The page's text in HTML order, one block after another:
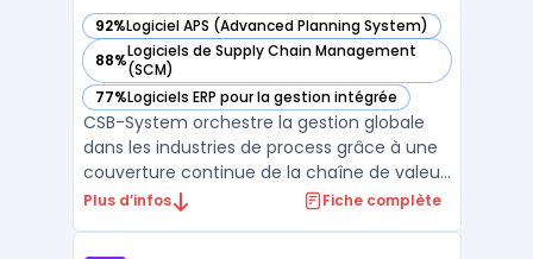
92%Logiciel APS (Advanced Planning System)
— voir CSB-System dans cette catégorie
88%Logiciels de Supply Chain Management
(SCM)
— voir CSB-System dans cette catégorie
77%Logiciels ERP pour la gestion intégrée
— voir CSB-System dans cette catégorie
CSB-System orchestre la gestion globale
dans les industries de process grâce à une
couverture continue de la chaîne de valeur,
du producteur au consommateur. Ce
Plus d’infos Fiche complète